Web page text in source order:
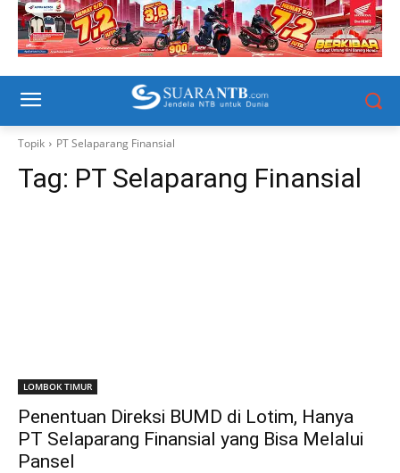
Topik PT Selaparang Finansial
Tag: PT Selaparang Finansial
LOMBOK TIMUR
Penentuan Direksi BUMD di Lotim, Hanya
PT Selaparang Finansial yang Bisa Melalui
Pansel